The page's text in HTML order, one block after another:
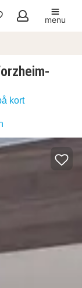
menu
kort